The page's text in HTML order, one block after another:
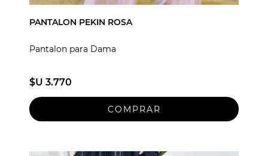
PANTALON PEKIN ROSA
Pantalon para Dama
$U 3.770